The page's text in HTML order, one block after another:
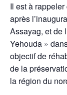
Il est à
après
Assayag, et de
Yehouda »
objectif de
de la
la région du